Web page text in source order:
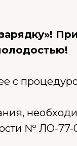
с
№ ЛО-77-